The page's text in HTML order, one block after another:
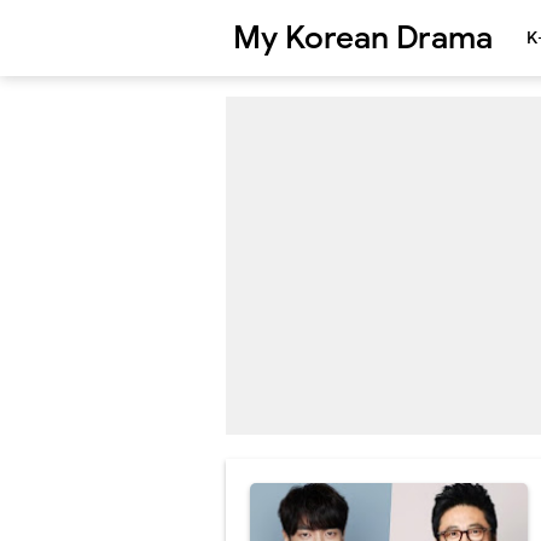
My Korean Drama